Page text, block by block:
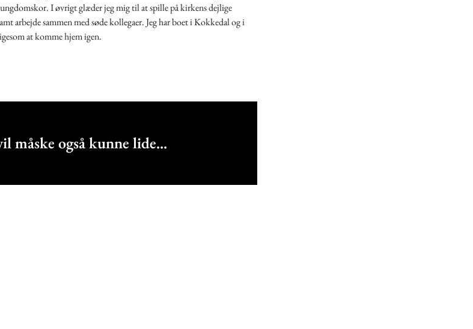
I øvrigt glæder jeg mig til at spille på kirkens dejlige
arbejde sammen med søde kollegaer. Jeg har boet i Kokkedal og i
at komme hjem igen.
måske også kunne lide...